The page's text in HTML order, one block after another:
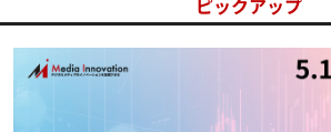
ピックアップ